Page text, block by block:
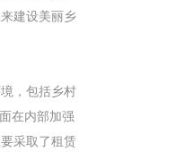
建设美丽乡
，包括乡村
在内部加强
采取了租赁